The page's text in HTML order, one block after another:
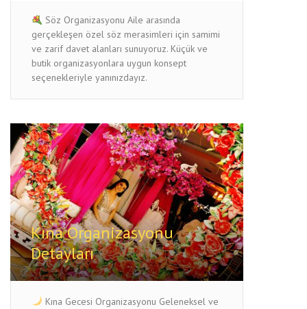
Söz Organizasyonu Aile arasında
gerçekleşen özel söz merasimleri için samimi
ve zarif davet alanları sunuyoruz. Küçük ve
butik organizasyonlara uygun konsept
seçenekleriyle yanınızdayız.
Kına Organizasyonu
Detayları
Kına Gecesi Organizasyonu Geleneksel ve